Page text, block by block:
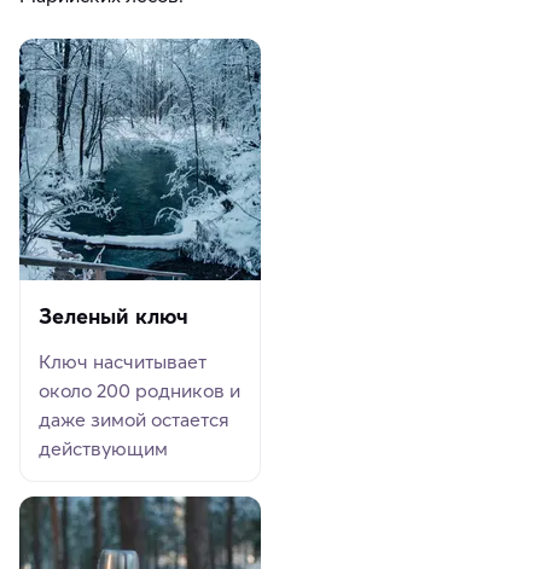
Зеленый ключ
Ключ насчитывает
около 200 родников и
даже зимой остается
действующим